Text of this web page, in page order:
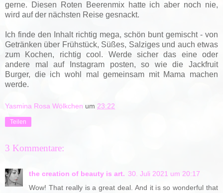
gerne. Diesen Roten Beerenmix hatte ich aber noch nie,
wird auf der nächsten Reise gesnackt.
Ich finde den Inhalt richtig mega, schön bunt gemischt - von
Getränken über Frühstück, Süßes, Salziges und auch etwas
zum Kochen, richtig cool. Werde sicher das eine oder
andere mal auf Instagram posten, so wie die Jackfruit
Burger, die ich wohl mal gemeinsam mit Mama machen
werde.
Yasmina Rosa Wölkchen um 23:22
Teilen
3 Kommentare:
the creation of beauty is art. 30. Juli 2021 um 20:17
Wow! That really is a great deal. And it is so wonderful that